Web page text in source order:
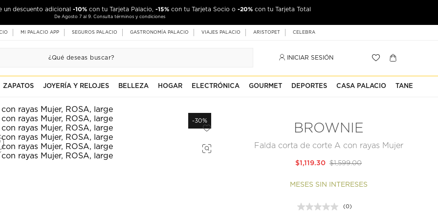
un descuento adicional -10% con tu Tarjeta Palacio, -15% con tu Tarjeta Socio o -20% con tu Tarjeta Total
De Agosto 7 al 9. Consulta términos y condiciones
MI PALACIO APP SEGUROS PALACIO GASTRONOMÍA PALACIO VIAJES PALACIO ARISTOPET CELEBRA
INICIAR SESIÓN
ZAPATOS JOYERÍA Y RELOJES BELLEZA HOGAR ELECTRÓNICA GOURMET DEPORTES CASA PALACIO TANE
-30%
BROWNIE
Falda corta de corte A con rayas Mujer
$1,599.00
$1,119.30
MESES SIN INTERESES
Sin
(0)